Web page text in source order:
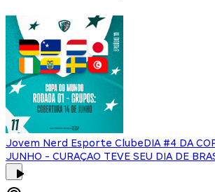
Jovem Nerd Esporte ClubeDIA #4 DA
JUNHO - CURAÇAO TEVE SEU DIA DE